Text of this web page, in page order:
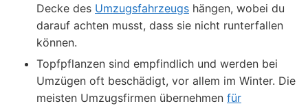
Decke des Umzugsfahrzeugs hängen, wobei du
darauf achten musst, dass sie nicht runterfallen
können.
Topfpflanzen sind empfindlich und werden bei
Umzügen oft beschädigt, vor allem im Winter. Die
meisten Umzugsfirmen übernehmen für